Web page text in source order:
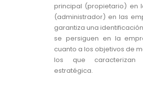
principal (propietario) en
(administrador) en las
garantiza una
se persiguen en la
cuanto a los objetivos de
los que
estratégica.